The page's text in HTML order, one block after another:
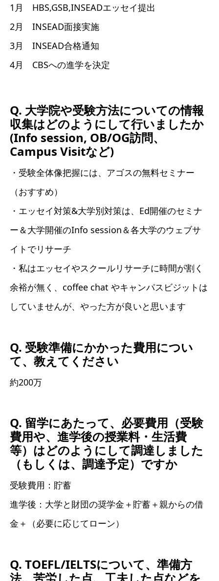
1月 HBS,GSB,INSEADエッセイ提出
2月 INSEAD面接実施
3月 INSEAD合格通知
4月 CBSへの進学を決定
Q. 大学院や受験方法についての情報
収集はどのようにして行いましたか
(Info session, OB/OG訪問、
Campus Visitなど)
・受験全体像把握には、アゴスの無料セミナー
（おすすめ）
・エッセイ対策&大学別対策は、Ed開催のセミナ
ー＆大学開催のInfo session＆各大学のウェブサ
イトでリサーチ
・私はエッセイやスクールリサーチに時間が割く
余裕が無く、coffee chat やキャンパスビジットは
していませんが、やった方が良いと思います
Q. 受験準備にかかった費用につい
て、教えてください
約200万
Q. 留学にあたって、必要費用（受験
費用や、進学後の授業料・生活費
等）はどのようにして調達しました
（もしくは、調達予定）ですか
受験費用：貯蓄
進学後：大学と財団の奨学金＋貯蓄＋親からの借
金＋（必要に応じてローン）
Q. TOEFL/IELTSについて、準備方